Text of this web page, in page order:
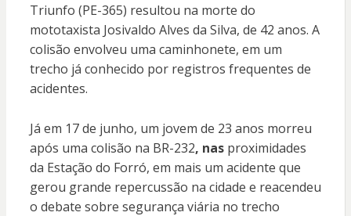
Triunfo (PE-365) resultou na morte do
mototaxista Josivaldo Alves da Silva, de 42 anos. A
colisão envolveu uma caminhonete, em um
trecho já conhecido por registros frequentes de
acidentes.
Já em 17 de junho, um jovem de 23 anos morreu
após uma colisão na BR-232, nas proximidades
da Estação do Forró, em mais um acidente que
gerou grande repercussão na cidade e reacendeu
o debate sobre segurança viária no trecho